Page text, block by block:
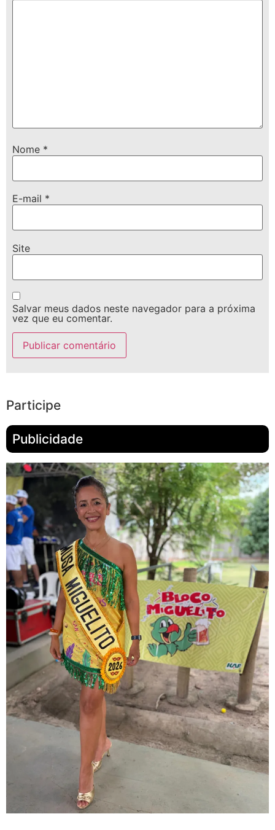
Nome *
E-mail *
Site
Salvar meus dados neste navegador para a próxima
vez que eu comentar.
Participe
Publicidade